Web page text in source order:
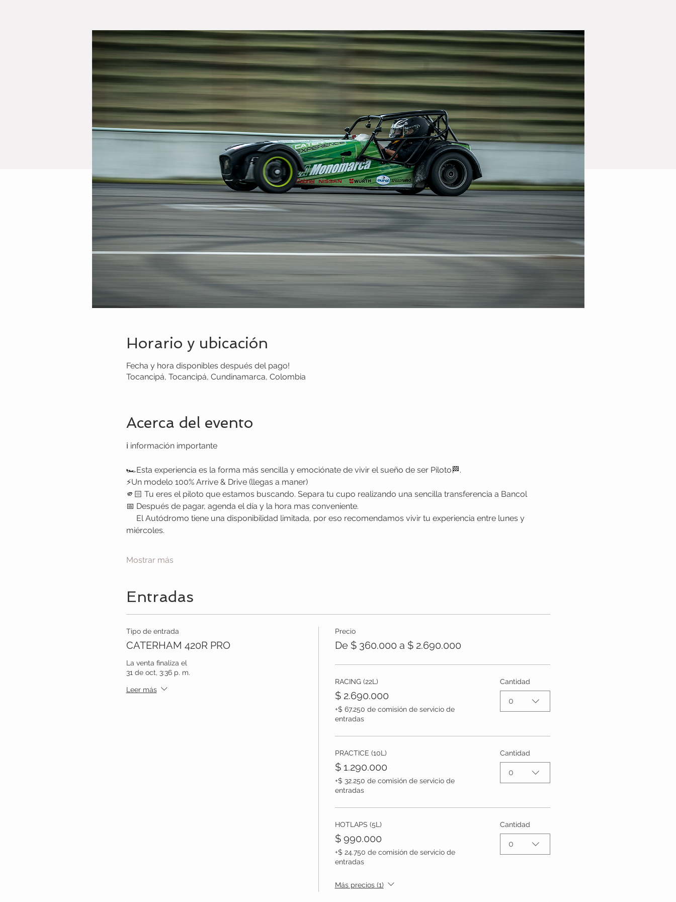
Horario y ubicación
Fecha y hora disponibles después del pago!
Tocancipá, Tocancipá, Cundinamarca, Colombia
Acerca del evento
ℹ información importante
🏎Esta experiencia es la forma más sencilla y emociónate de vivir el sueño de ser Piloto🏁.
⚡Un modelo 100% Arrive & Drive (llegas a maner)
🫵🏻 Tu eres el piloto que estamos buscando. Separa tu cupo realizando una sencilla transferencia a Bancol
📅 Después de pagar, agenda el día y la hora mas conveniente.
miércoles.
Mostrar más
Entradas
Tipo de entrada
CATERHAM 420R PRO
La venta finaliza el
31 de oct, 3:36 p. m.
Leer más
Precio
De $ 360.000 a $ 2.690.000
RACING (22L)
$ 2.690.000
+$ 67.250 de comisión de servicio de
entradas
Cantidad
0
PRACTICE (10L)
$ 1.290.000
+$ 32.250 de comisión de servicio de
entradas
Cantidad
0
HOTLAPS (5L)
$ 990.000
+$ 24.750 de comisión de servicio de
entradas
Cantidad
0
Más precios (1)